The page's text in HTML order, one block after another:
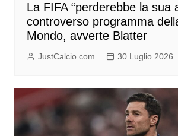
La FIFA “perderebbe la sua
controverso programma
Mondo, avverte Blatter
JustCalcio.com 30 Luglio 2026